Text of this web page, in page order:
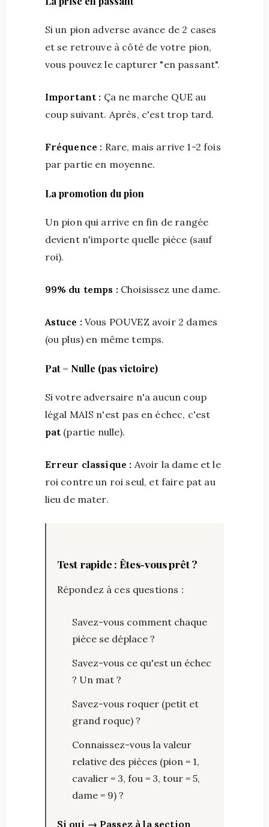
Si un pion adverse avance de 2 cases
et se retrouve à côté de votre pion,
vous pouvez le capturer "en passant".
Important : Ça ne marche QUE au
coup suivant. Après, c'est trop tard.
Fréquence : Rare, mais arrive 1-2 fois
par partie en moyenne.
La promotion du pion
Un pion qui arrive en fin de rangée
devient n'importe quelle pièce (sauf
roi).
99% du temps : Choisissez une dame.
Astuce : Vous POUVEZ avoir 2 dames
(ou plus) en même temps.
Pat = Nulle (pas victoire)
Si votre adversaire n'a aucun coup
légal MAIS n'est pas en échec, c'est
pat (partie nulle).
Erreur classique : Avoir la dame et le
roi contre un roi seul, et faire pat au
lieu de mater.
Test rapide : Êtes-vous prêt ?
Répondez à ces questions :
Savez-vous comment chaque
pièce se déplace ?
Savez-vous ce qu'est un échec
? Un mat ?
Savez-vous roquer (petit et
grand roque) ?
Connaissez-vous la valeur
relative des pièces (pion = 1,
cavalier = 3, fou = 3, tour = 5,
dame = 9) ?
Si oui → Passez à la section